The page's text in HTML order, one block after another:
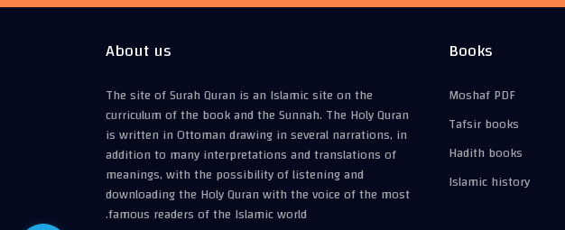
Books
Moshaf PDF
Tafsir books
Hadith books
Islamic history
About us
The site of Surah Quran is an Islamic site on the
curriculum of the book and the Sunnah. The Holy Quran
is written in Ottoman drawing in several narrations, in
addition to many interpretations and translations of
meanings, with the possibility of listening and
downloading the Holy Quran with the voice of the most
famous readers of the Islamic world.